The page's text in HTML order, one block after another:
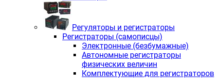
Регуляторы и регистраторы
Регистраторы (самописцы)
Электронные (безбумажные)
Автономные регистраторы
физических величин
Комплектующие для регистраторов